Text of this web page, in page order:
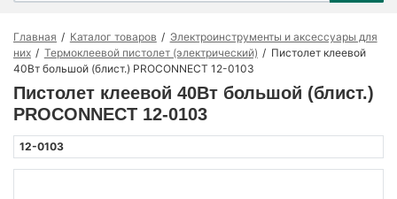
Главная Каталог товаров
Электроинструменты и аксессуары для
них
Термоклеевой пистолет (электрический)
Пистолет клеевой
40Вт большой (блист.) PROCONNECT 12-0103
Пистолет клеевой 40Вт большой (блист.)
PROCONNECT 12-0103
12-0103